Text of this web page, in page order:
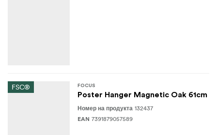
FSC® FOCUS
Poster Hanger Magnetic Oak 61cm
Номер на продукта 132437
EAN 7391879057589